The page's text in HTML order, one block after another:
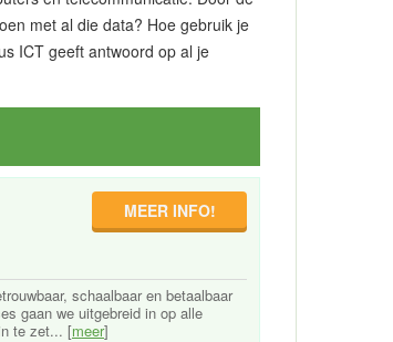
met al die data? Hoe gebruik je
ICT geeft antwoord op al je
MEER INFO!
schaalbaar en betaalbaar
gaan we uitgebreid in op alle
te zet... [meer]